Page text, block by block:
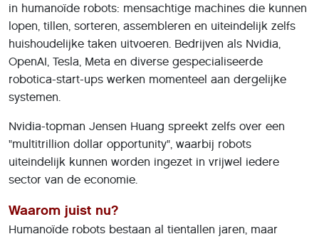
in humanoïde robots: mensachtige machines die kunnen
lopen, tillen, sorteren, assembleren en uiteindelijk zelfs
huishoudelijke taken uitvoeren. Bedrijven als Nvidia,
OpenAI, Tesla, Meta en diverse gespecialiseerde
robotica-start-ups werken momenteel aan dergelijke
systemen.
Nvidia-topman Jensen Huang spreekt zelfs over een
"multitrillion dollar opportunity", waarbij robots
uiteindelijk kunnen worden ingezet in vrijwel iedere
sector van de economie.
Waarom juist nu?
Humanoïde robots bestaan al tientallen jaren, maar